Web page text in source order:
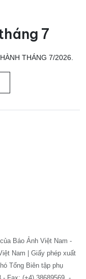
7
THÁNG 7/2026.
Báo Ảnh Việt Nam -
Nam | Giấy phép xuất
Tổng Biên tập phụ